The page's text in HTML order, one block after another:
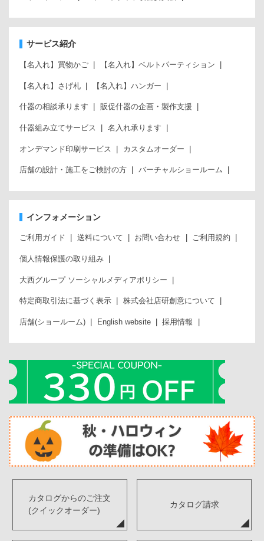
サービス紹介
【名入れ】買物かご 【名入れ】ベルトパーティション
【名入れ】さげ札 【名入れ】ハンガー
什器の相談承ります 販促什器の企画・製作支援
什器組み立てサービス 名入れ承ります
オンデマンド印刷サービス カスタムオーダー
店舗の設計・施工をご検討の方 バーチャルショールーム
インフォメーション
ご利用ガイド 送料について お問い合わせ ご利用規約
個人情報保護の取り組み
大西グループ ソーシャルメディアポリシー
特定商取引法に基づく表示 株式会社店研創意について
店舗(ショールーム) English website 採用情報
カタログからのご注文
(クイックオーダー)
カタログ請求